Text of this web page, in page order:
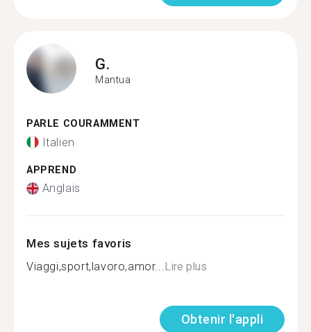
G.
Mantua
PARLE COURAMMENT
Italien
APPREND
Anglais
Mes sujets favoris
Viaggi,sport,lavoro,amor...Lire plus
Obtenir l'appli